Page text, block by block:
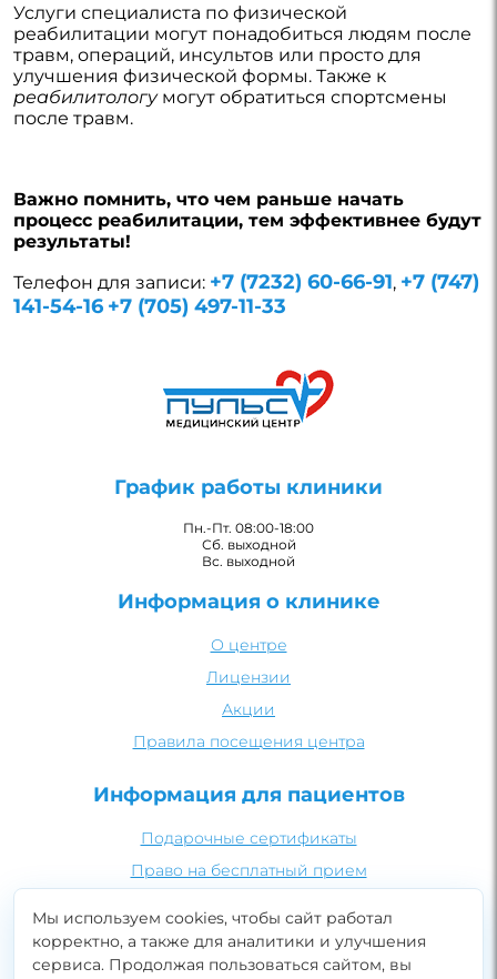
Услуги специалиста по физической
реабилитации могут понадобиться людям после
травм, операций, инсультов или просто для
улучшения физической формы. Также к
реабилитологумогут обратиться спортсмены
после травм.
Важно помнить, что чем раньше начать
процесс реабилитации, тем эффективнее будут
результаты!
Телефон для записи: +7 (7232) 60-66-91, +7 (747)
141-54-16 +7 (705) 497-11-33
График работы клиники
Пн.-Пт. 08:00-18:00
Сб. выходной
Вс. выходной
Информация о клинике
О центре
Лицензии
Акции
Правила посещения центра
Информация для пациентов
Подарочные сертификаты
Право на бесплатный прием
Безопасность медицинских процедур
Подготовка к УЗИ
Записаться онлайн
Мы используем cookies, чтобы сайт работал
корректно, а также для аналитики и улучшения
сервиса. Продолжая пользоваться сайтом, вы